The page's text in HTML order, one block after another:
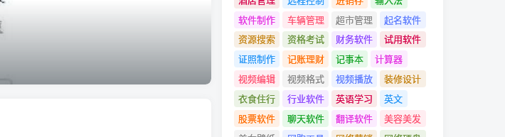
软件制作
车辆管理 超市管理
起名软件
资源搜索
资格考试 财务软件
试用软件
证照制作
记账理财 记事本
计算器
视频编辑
视频格式 视频播放
装修设计
衣食住行
行业软件 英语学习
英文
股票软件
聊天软件 翻译软件
美容美发